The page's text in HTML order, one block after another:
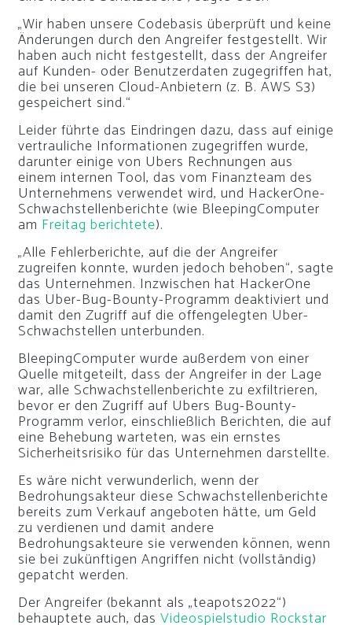
„Wir haben unsere Codebasis überprüft und keine
Änderungen durch den Angreifer festgestellt. Wir
haben auch nicht festgestellt, dass der Angreifer
auf Kunden- oder Benutzerdaten zugegriffen hat,
die bei unseren Cloud-Anbietern (z. B. AWS S3)
gespeichert sind.“
Leider führte das Eindringen dazu, dass auf einige
vertrauliche Informationen zugegriffen wurde,
darunter einige von Ubers Rechnungen aus
einem internen Tool, das vom Finanzteam des
Unternehmens verwendet wird, und HackerOne-
Schwachstellenberichte (wie BleepingComputer
am Freitag berichtete).
„Alle Fehlerberichte, auf die der Angreifer
zugreifen konnte, wurden jedoch behoben“, sagte
das Unternehmen. Inzwischen hat HackerOne
das Uber-Bug-Bounty-Programm deaktiviert und
damit den Zugriff auf die offengelegten Uber-
Schwachstellen unterbunden.
BleepingComputer wurde außerdem von einer
Quelle mitgeteilt, dass der Angreifer in der Lage
war, alle Schwachstellenberichte zu exfiltrieren,
bevor er den Zugriff auf Ubers Bug-Bounty-
Programm verlor, einschließlich Berichten, die auf
eine Behebung warteten, was ein ernstes
Sicherheitsrisiko für das Unternehmen darstellte.
Es wäre nicht verwunderlich, wenn der
Bedrohungsakteur diese Schwachstellenberichte
bereits zum Verkauf angeboten hätte, um Geld
zu verdienen und damit andere
Bedrohungsakteure sie verwenden können, wenn
sie bei zukünftigen Angriffen nicht (vollständig)
gepatcht werden.
Der Angreifer (bekannt als „teapots2022“)
behauptete auch, das Videospielstudio Rockstar